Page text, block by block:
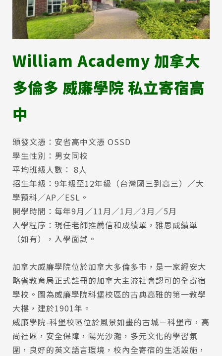
William Academy 加拿大
多倫多 威廉學院 私立寄宿高
中
頒發文憑：安省高中文憑 OSSD
學生性別：男女同校
平均班級人數： 8人
招生年級：9年級至12年級（台灣國三到高三）／大
學預科／AP／ESL。
開學時間：每年9月／11月／1月／3月／5月
入學程序：現任老師推薦信和成績單，雅思成績單
（如有），入學面試。
加拿大威廉學院位於加拿大多倫多市，是一家經安大
略省教育局正式註冊的加拿大主流社會認可的全寄宿
學校。圖為威廉學院科堡校區的古典高雅的第一教學
大樓，建於1901年。
威廉學院-科堡校區位於風景如畫的古城－科堡市，高
尚社區，安全保障，陽光沙灘，多元文化的學習氛
圍，良好的英文語言環境，校內全寄宿的生活設施，